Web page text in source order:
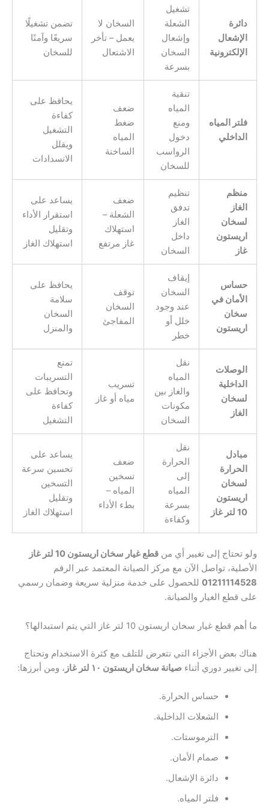
دائرة
الإشعال
الإلكترونية
تشغيل
الشعلة
وإشعال
السخان
بسرعة
السخان لا
يعمل – تأخر
الاشتعال
تضمن تشغيلًا
سريعًا وآمنًا
للسخان
فلتر المياه
الداخلي
تنقية
المياه
ومنع
دخول
الرواسب
للسخان
ضعف
ضغط
المياه
الساخنة
يحافظ على
كفاءة
التشغيل
ويقلل
الانسدادات
منظم
الغاز
لسخان
اريستون
غاز
تنظيم
تدفق
الغاز
داخل
السخان
ضعف
الشعلة –
استهلاك
غاز مرتفع
يساعد على
استقرار الأداء
وتقليل
استهلاك الغاز
حساس
الأمان في
سخان
اريستون
إيقاف
السخان
عند وجود
خلل أو
خطر
توقف
السخان
المفاجئ
يحافظ على
سلامة
السخان
والمنزل
الوصلات
الداخلية
لسخان
الغاز
نقل
المياه
والغاز بين
مكونات
السخان
تسريب
مياه أو غاز
تمنع
التسريبات
وتحافظ على
كفاءة
التشغيل
مبادل
الحرارة
لسخان
اريستون
10 لتر غاز
نقل
الحرارة
إلى
المياه
بسرعة
وكفاءة
ضعف
تسخين
المياه –
بطء الأداء
يساعد على
تحسين سرعة
التسخين
وتقليل
استهلاك الغاز
ولو تحتاج إلى تغيير أي من قطع غيار سخان اريستون 10 لتر غاز
الأصلية، تواصل الآن مع مركز الصيانة المعتمد عبر الرقم
01211114528 للحصول على خدمة منزلية سريعة وضمان رسمي
على قطع الغيار والصيانة.
ما أهم قطع غيار سخان اريستون 10 لتر غاز التي يتم استبدالها؟
هناك بعض الأجزاء التي تتعرض للتلف مع كثرة الاستخدام وتحتاج
إلى تغيير دوري أثناء صيانة سخان اريستون ١٠ لتر غاز ، ومن أبرزها:
حساس الحرارة.
الشعلات الداخلية.
الترموستات.
صمام الأمان.
دائرة الإشعال.
فلتر المياه.